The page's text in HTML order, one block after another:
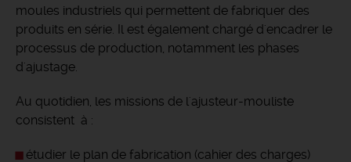
moules industriels qui permettent de fabriquer des
produits en série. Il est également chargé d'encadrer le
processus de production, notamment les phases
d'ajustage.
Au quotidien, les missions de l'ajusteur-mouliste
consistent à :
étudier le plan de fabrication (cahier des charges)